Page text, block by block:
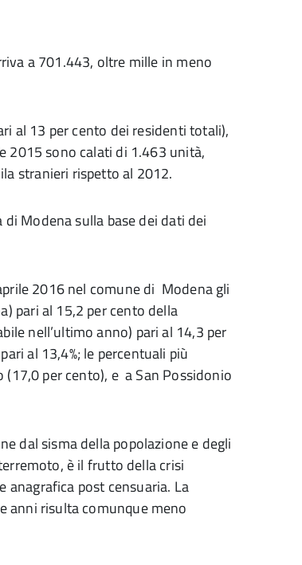
a 701.443, oltre mille in meno
al 13 per cento dei residenti totali),
2015 sono calati di 1.463 unità,
stranieri rispetto al 2012.
Modena sulla base dei dati dei
2016 nel comune di Modena gli
pari al 15,2 per cento della
nell’ultimo anno) pari al 14,3 per
al 13,4%; le percentuali più
per cento), e a San Possidonio
dal sisma della popolazione e degli
è il frutto della crisi
anagrafica post censuaria. La
anni risulta comunque meno